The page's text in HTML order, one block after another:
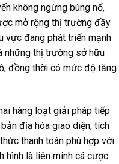
không ngừng bùng nổ,
mở rộng thị trường đầy
vực đang phát triển mạnh
những thị trường sở hữu
đồng thời có mức độ tăng
hàng loạt giải pháp tiếp
địa hóa giao diện, tích
thanh toán phù hợp với
hình là liên minh cá cược